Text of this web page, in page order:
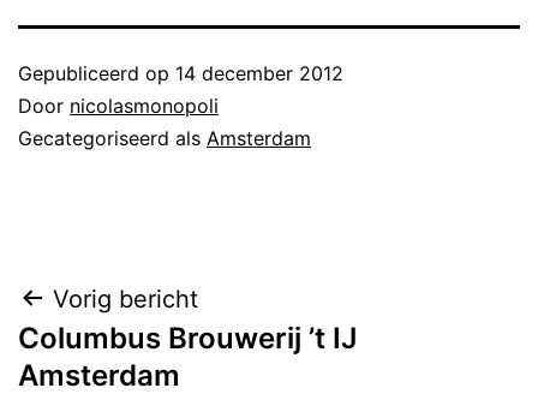
Gepubliceerd op 14 december 2012
Door nicolasmonopoli
Gecategoriseerd als Amsterdam
Bericht
navigatie
Vorig bericht
Columbus Brouwerij ’t IJ
Amsterdam